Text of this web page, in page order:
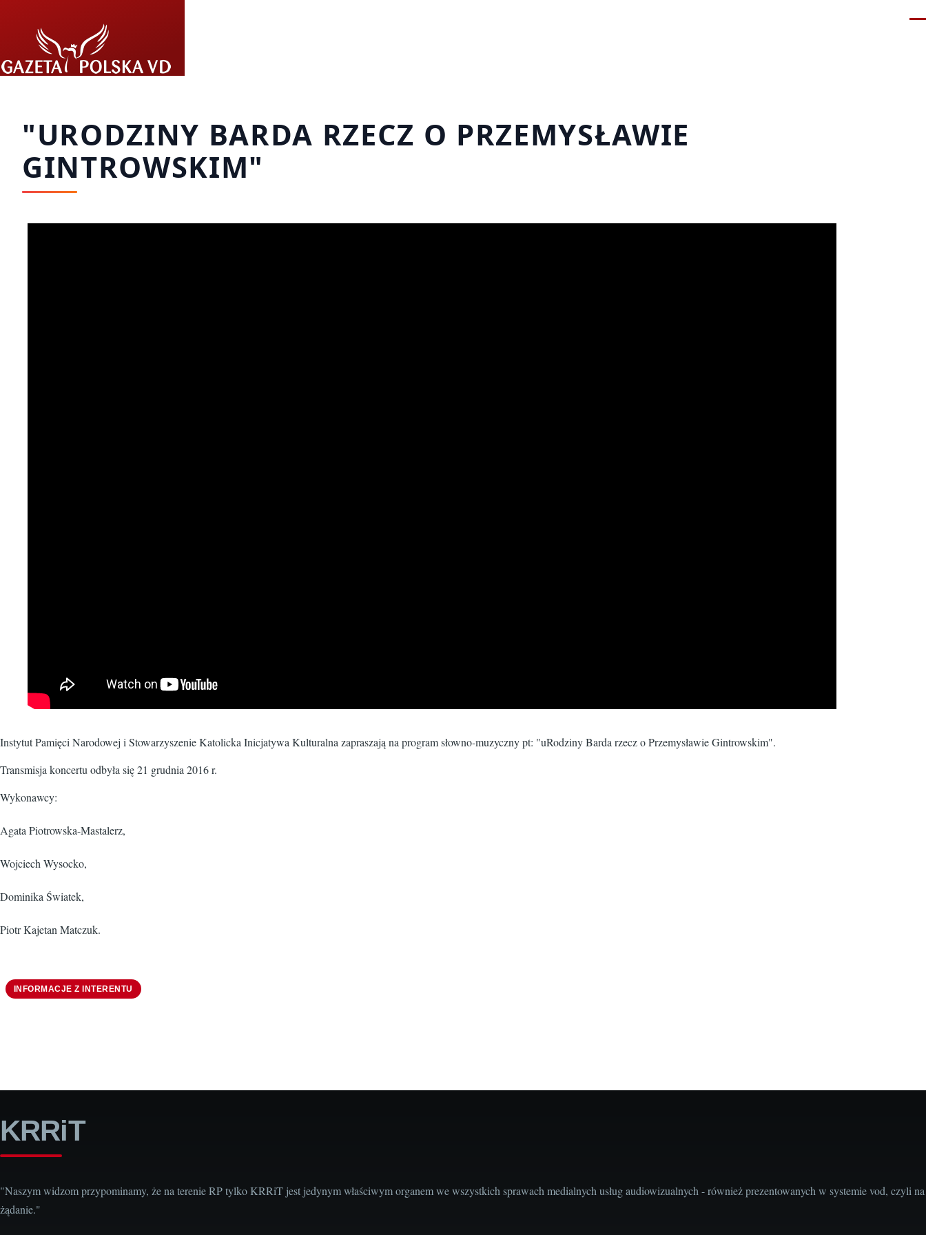
"URODZINY BARDA RZECZ O PRZEMYSŁAWIE
GINTROWSKIM"
Instytut Pamięci Narodowej i Stowarzyszenie Katolicka Inicjatywa Kulturalna zapraszają na program słowno-muzyczny pt: "uRodziny Barda rzecz o Przemysławie Gintrowskim".
Transmisja koncertu odbyła się 21 grudnia 2016 r.
Wykonawcy:
Agata Piotrowska-Mastalerz,
Wojciech Wysocko,
Dominika Światek,
Piotr Kajetan Matczuk.
INFORMACJE Z INTERENTU
KRRiT
"Naszym widzom przypominamy, że na terenie RP tylko KRRiT jest jedynym właściwym organem we wszystkich sprawach medialnych usług audiowizualnych - również prezentowanych w systemie vod, czyli na
żądanie."